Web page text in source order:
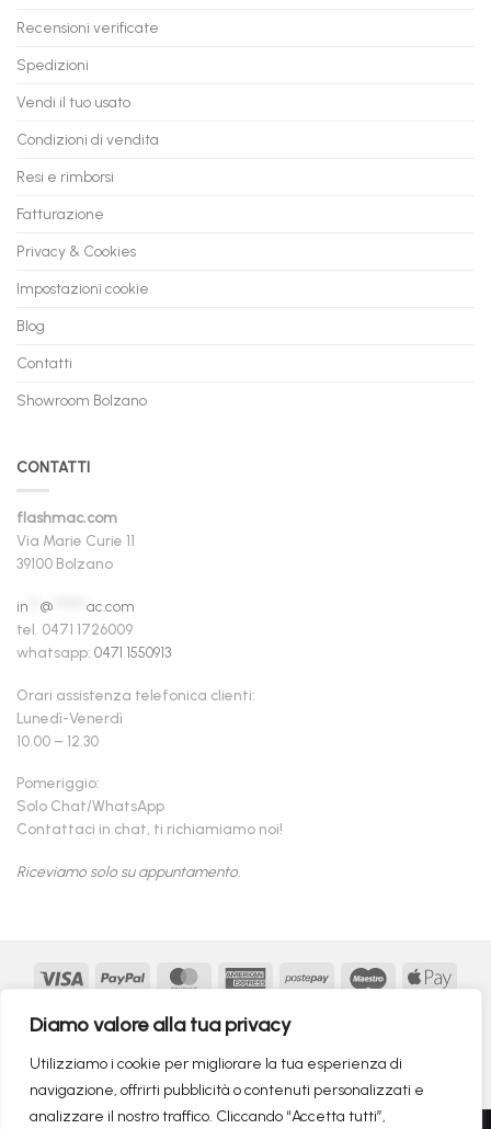
Diamo valore alla tua privacy
Utilizziamo i cookie per migliorare la tua esperienza di
navigazione, offrirti pubblicità o contenuti personalizzati e
analizzare il nostro traffico. Cliccando “Accetta tutti”,
Recensioni verificate
Spedizioni
Vendi il tuo usato
Condizioni di vendita
Resi e rimborsi
Fatturazione
Privacy & Cookies
Impostazioni cookie
Blog
Contatti
Showroom Bolzano
CONTATTI
flashmac.com
Via Marie Curie 11
39100 Bolzano
in @
ac.com
tel. 0471 1726009
whatsapp: 0471 1550913
Orari assistenza telefonica clienti:
Lunedì-Venerdì
10.00 – 12.30
Pomeriggio:
Solo Chat/WhatsApp
Contattaci in chat, ti richiamiamo noi!
Riceviamo solo su appuntamento.
Visa PayPal MasterCardAmericanPostepay Maestro
Google
MasterCardKlarna
Copyright 2026 © flashmac® - MONOFASE SRL - P.IVA:
02982260214 | produced by